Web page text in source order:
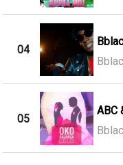
04
05
ABC